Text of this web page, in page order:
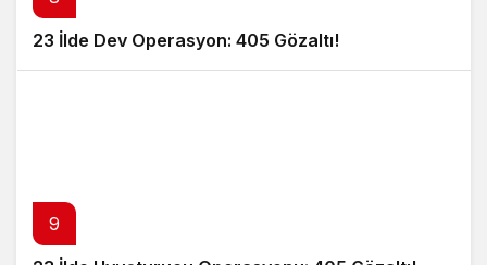
23 İlde Dev Operasyon: 405 Gözaltı!
9